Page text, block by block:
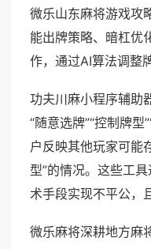
微乐山东麻将游戏攻
能出牌策略、暗杠优
作，通过AI算法调整
功夫川麻小程序辅助
“随意选牌”“控制牌型
户反映其他玩家可能
型”的情况。这些工
术手段实现不平公，
微乐麻将深耕地方麻